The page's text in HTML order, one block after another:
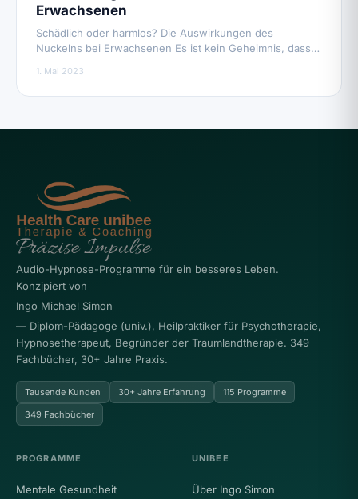
Erwachsenen
Schädlich oder harmlos? Die Auswirkungen des
Nuckelns bei Erwachsenen Es ist kein Geheimnis, dass…
1. Mai 2023
Audio-Hypnose-Programme für ein besseres Leben.
Konzipiert von
Ingo Michael Simon
— Diplom-Pädagoge (univ.), Heilpraktiker für Psychotherapie,
Hypnosetherapeut, Begründer der Traumlandtherapie. 349
Fachbücher, 30+ Jahre Praxis.
Tausende Kunden 30+ Jahre Erfahrung
115 Programme
349 Fachbücher
PROGRAMME
Mentale Gesundheit
UNIBEE
Über Ingo Simon